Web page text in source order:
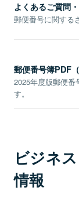
よくあるご質問
郵便番号に関する
郵便番号簿PDF
2025年度版郵便番
す。
ビジネ
情報